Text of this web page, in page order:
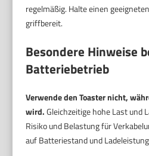
regelmäßig. Halte einen
griffbereit.
Besondere Hinweise
Batteriebetrieb
Verwende den Toaster nicht,
wird.Gleichzeitige hohe Last und
Risiko und Belastung für
auf Batteriestand und